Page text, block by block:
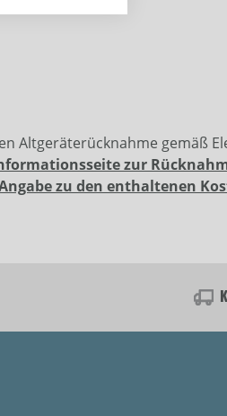
Altgeräterücknahme gemäß
zur
zu den enthaltenen